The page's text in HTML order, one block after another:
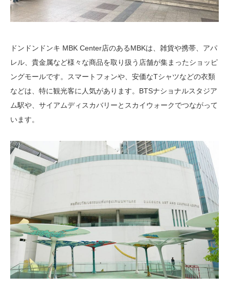
ドンドンドンキ MBK Center店のあるMBKは、雑貨や携帯、アパ
レル、貴金属など様々な商品を取り扱う店舗が集まったショッピ
ングモールです。スマートフォンや、安価なTシャツなどの衣類
などは、特に観光客に人気があります。BTSナショナルスタジア
ム駅や、サイアムディスカバリーとスカイウォークでつながって
います。